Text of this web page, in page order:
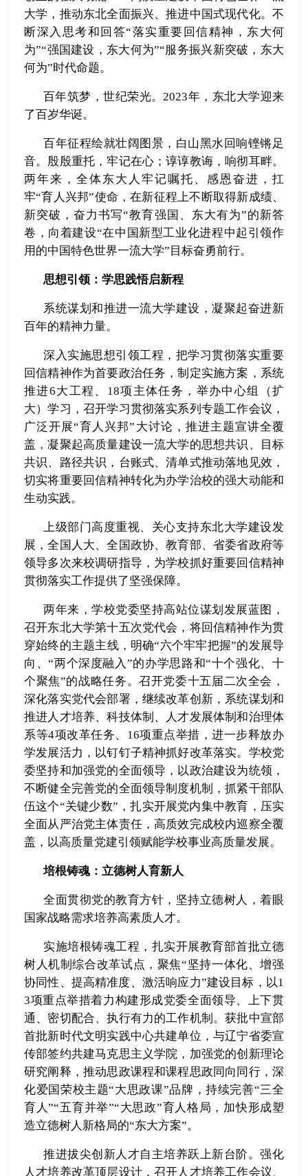
大学，推动东北全面振兴、推进中国式现代化。不
断深入思考和回答“落实重要回信精神，东大何
为”“强国建设，东大何为”“服务振兴新突破，东大
何为”时代命题。
百年筑梦，世纪荣光。2023年，东北大学迎来
了百岁华诞。
百年征程绘就壮阔图景，白山黑水回响铿锵足
音。殷殷重托，牢记在心；谆谆教诲，响彻耳畔。
两年来，全体东大人牢记嘱托、感恩奋进，扛
牢“育人兴邦”使命，在新征程上不断取得新成绩、
新突破，奋力书写“教育强国、东大有为”的新答
卷，向着建设“在中国新型工业化进程中起引领作
用的中国特色世界一流大学”目标奋勇前行。
思想引领：学思践悟启新程
系统谋划和推进一流大学建设，凝聚起奋进新
百年的精神力量。
深入实施思想引领工程，把学习贯彻落实重要
回信精神作为首要政治任务，制定实施方案，系统
推进6大工程、 18项主体任务，举办中心组（扩
大）学习，召开学习贯彻落实系列专题工作会议，
广泛开展“ 育人兴邦” 大讨论，推进主题宣讲全覆
盖，凝聚起高质量建设一流大学的思想共识、目标
共识、路径共识，台账式、清单式推动落地见效，
切实将重要回信精神转化为办学治校的强大动能和
生动实践。
上级部门高度重视、关心支持东北大学建设发
展，全国人大、全国政协、教育部、省委省政府等
领导多次来校调研指导，为学校抓好重要回信精神
贯彻落实工作提供了坚强保障。
两年来，学校党委坚持高站位谋划发展蓝图，
召开东北大学第十五次党代会，将回信精神作为贯
穿始终的主题主线，明确“六个牢牢把握”的发展导
向、“两个深度融入”的办学思路和“十个强化、十
个聚焦”的战略任务。召开党委十五届二次全会，
深化落实党代会部署，继续改革创新，系统谋划和
推进人才培养、科技体制、人才发展体制和治理体
系等4项改革任务、 16项重点举措，进一步释放办
学发展活力，以钉钉子精神抓好改革落实。学校党
委坚持和加强党的全面领导，以政治建设为统领，
不断健全完善党的全面领导制度机制，抓紧干部队
伍这个“关键少数” ，扎实开展党内集中教育，压实
全面从严治党主体责任，高质效完成校内巡察全覆
盖，以高质量党建引领赋能学校事业高质量发展。
培根铸魂：立德树人育新人
全面贯彻党的教育方针，坚持立德树人，着眼
国家战略需求培养高素质人才。
实施培根铸魂工程，扎实开展教育部首批立德
树人机制综合改革试点，聚焦“坚持一体化、增强
协同性、提高精准度、激活响应力”建设目标，以1
3项重点举措着力构建形成党委全面领导、上下贯
通、密切配合、执行有力的工作机制。获批中宣部
首批新时代文明实践中心共建单位，与辽宁省委宣
传部签约共建马克思主义学院，加强党的创新理论
研究阐释，推动思政课程和课程思政同向同行，深
化爱国荣校主题“大思政课”品牌，持续完善“三全
育人”“五育并举”“大思政” 育人格局，加快形成塑
造立德树人新格局的“东大方案”。
推进拔尖创新人才自主培养跃上新台阶。强化
人才培养改革顶层设计，召开人才培养工作会议、